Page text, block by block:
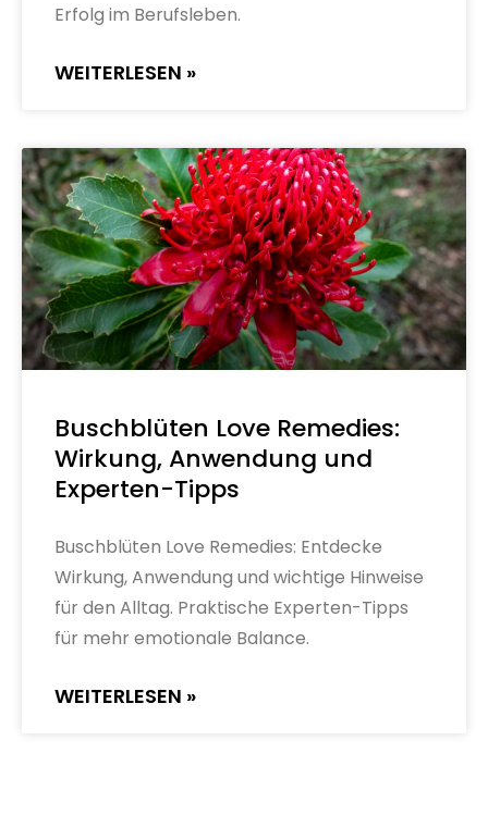
Erfolg im Berufsleben.
WEITERLESEN »
Buschblüten Love Remedies:
Wirkung, Anwendung und
Experten-Tipps
Buschblüten Love Remedies: Entdecke
Wirkung, Anwendung und wichtige Hinweise
für den Alltag. Praktische Experten-Tipps
für mehr emotionale Balance.
WEITERLESEN »